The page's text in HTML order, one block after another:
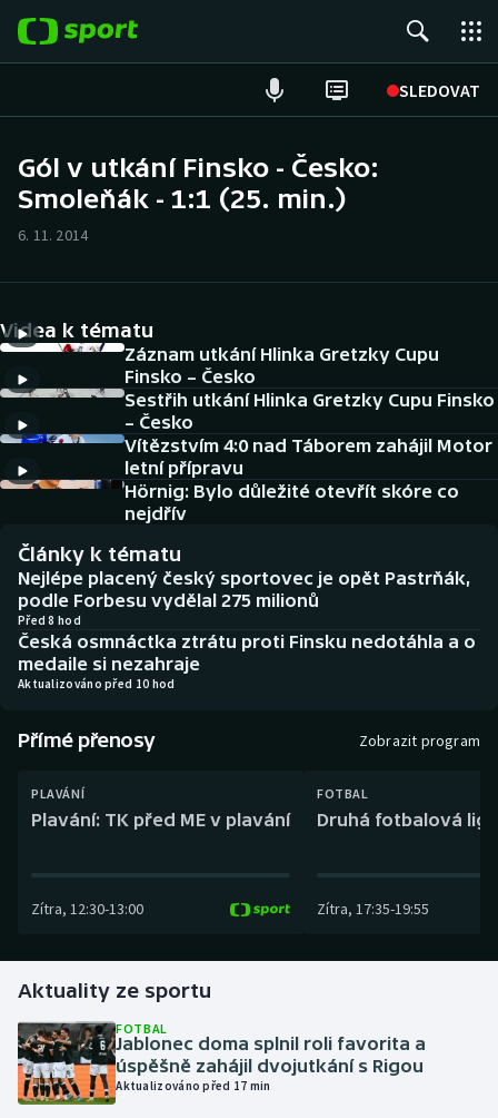
SLEDOVAT
Hokej
Cyklistika
DALŠÍ SPORTY
Americký fotbal
Baseball a softbal
Basketbal
Biatlon
Boby a skeleton
Box
Curling
Golf
Gymnastika
Házená
NEPŘEHLÉDNĚTE
Historické návraty
Aplikace ČT sport
AZ kvíz
Gól v utkání Finsko - Česko:
Smoleňák - 1:1 (25. min.)
6. 11. 2014
Videa k tématu
Záznam utkání Hlinka Gretzky Cupu
Finsko – Česko
Sestřih utkání Hlinka Gretzky Cupu Finsko
– Česko
Vítězstvím 4:0 nad Táborem zahájil Motor
letní přípravu
Hörnig: Bylo důležité otevřít skóre co
nejdřív
Články k tématu
Nejlépe placený český sportovec je opět Pastrňák,
podle Forbesu vydělal 275 milionů
Před 8 hod
Česká osmnáctka ztrátu proti Finsku nedotáhla a o
medaile si nezahraje
Aktualizováno před 10 hod
Přímé přenosy Zobrazit program
PLAVÁNÍ
Plavání: TK před ME v plavání
Zítra, 12:30-13:00
FOTBAL
Druhá fotbalová
Zítra, 17:35-19:55
Aktuality ze sportu
FOTBAL
Jablonec doma splnil roli favorita a
úspěšně zahájil dvojutkání s Rigou
Aktualizováno před 17 min